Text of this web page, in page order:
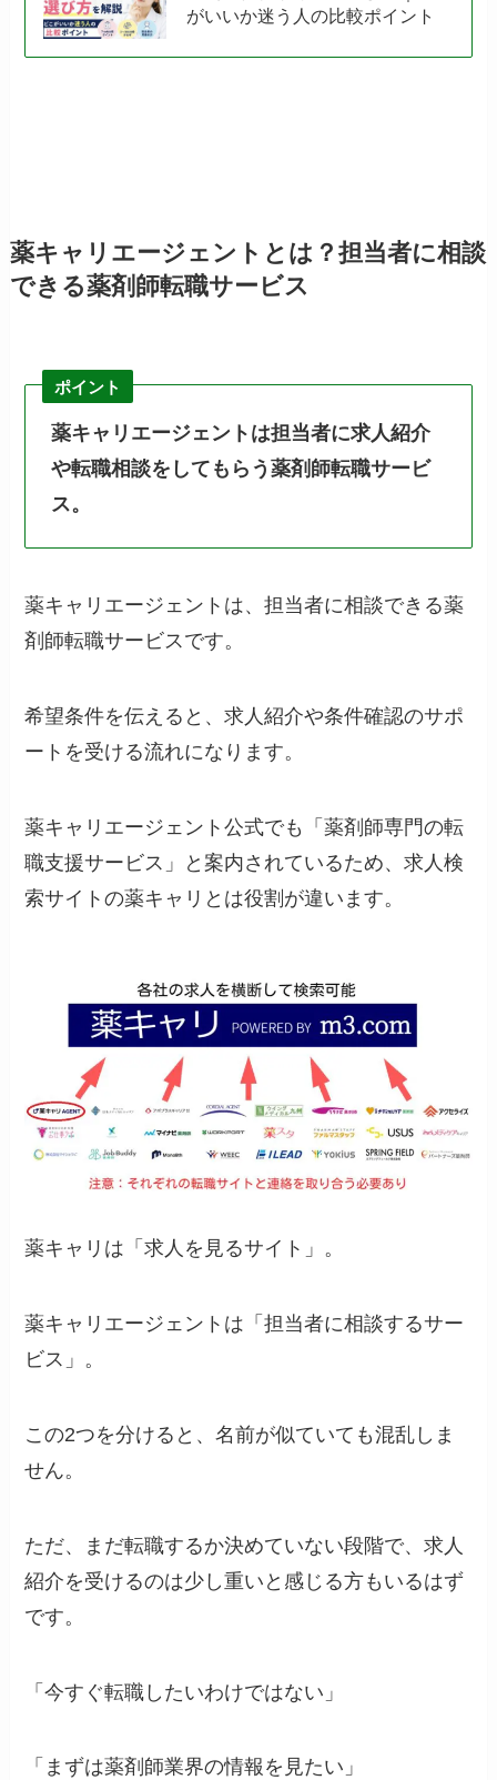
がいいか迷う人の比較ポイント
薬キャリエージェントとは？担当者に相談
できる薬剤師転職サービス
ポイント
薬キャリエージェントは担当者に求人紹介
や転職相談をしてもらう薬剤師転職サービ
ス。
薬キャリエージェントは、担当者に相談できる薬
剤師転職サービスです。
希望条件を伝えると、求人紹介や条件確認のサポ
ートを受ける流れになります。
薬キャリエージェント公式でも「薬剤師専門の転
職支援サービス」と案内されているため、求人検
索サイトの薬キャリとは役割が違います。
薬キャリは「求人を見るサイト」。
薬キャリエージェントは「担当者に相談するサー
ビス」。
この2つを分けると、名前が似ていても混乱しま
せん。
ただ、まだ転職するか決めていない段階で、求人
紹介を受けるのは少し重いと感じる方もいるはず
です。
「今すぐ転職したいわけではない」
「まずは薬剤師業界の情報を見たい」